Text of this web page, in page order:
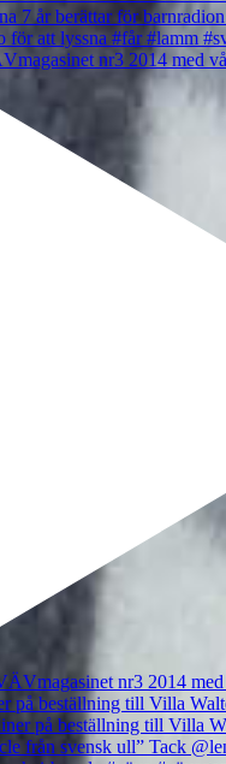
nr3 2014 med
på beställning till Villa